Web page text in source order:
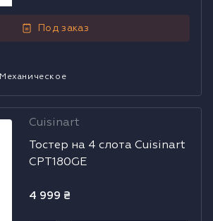
Под заказ
Механическое
Cuisinart
Тостер на 4 слота Cuisinart
CPT180GE
4 999 ₴